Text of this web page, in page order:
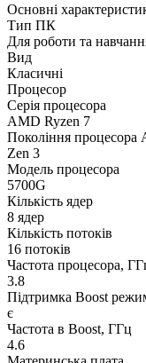
Основні
Тип ПК
Для роботи та
Вид
Класичні
Процесор
Серія процесора
AMD Ryzen 7
Покоління процесора
Zen 3
Модель процесора
5700G
Кількість ядер
8 ядер
Кількість потоків
16 потоків
Частота процесора,
3.8
Підтримка Boost
є
Частота в Boost, ГГц
4.6